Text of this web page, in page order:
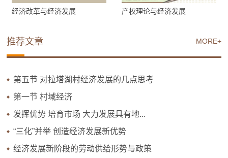
经济改革与经济发展 产权理论与经济发展
MORE+
推荐文章
第五节 对拉塔湖村经济发展的几点思考
第一节 村域经济
发挥优势 培育市场 大力发展具有地...
“三化”并举 创造经济发展新优势
经济发展新阶段的劳动供给形势与政策